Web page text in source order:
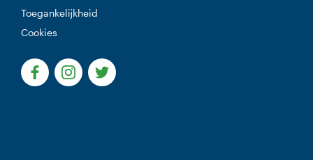
Toegankelijkheid
Cookies
(Deze link gaat naar een externe website)
(Deze link gaat naar een externe website)
(Deze link gaat naar een externe